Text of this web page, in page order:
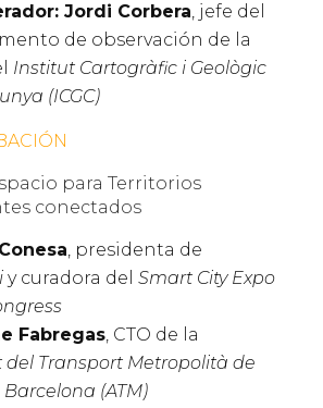
Jordi Corbera, jefe del
de observación de la
Institut Cartogràfic i Geològic
(ICGC)
para Territorios
conectados
, presidenta de
y curadora delSmart City Expo
Fabregas, CTO de la
del Transport Metropolità de
Barcelona (ATM)